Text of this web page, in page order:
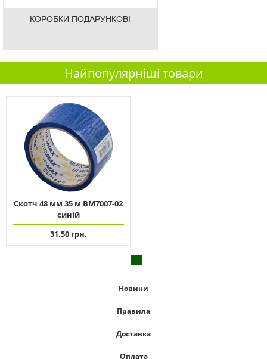
КОРОБКИ ПОДАРУНКОВІ
Найпопулярніші товари
Скотч 48 мм 35 м ВМ7007-02
синій
31.50 грн.
Новини
Правила
Доставка
Оплата